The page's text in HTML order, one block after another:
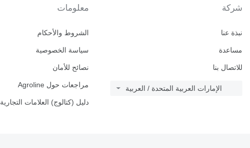
شركة
نبذة عنا
مساعدة
للاتصال بنا
الإمارات العربية المتحدة / العربية
معلومات
الشروط والأحكام
سياسة الخصوصية
نصائح للأمان
مراجعات حول Agroline
دليل (كتالوج) العلامات التجارية